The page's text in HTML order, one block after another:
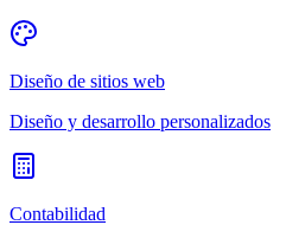
Diseño de sitios web
Diseño y desarrollo personalizados
Contabilidad